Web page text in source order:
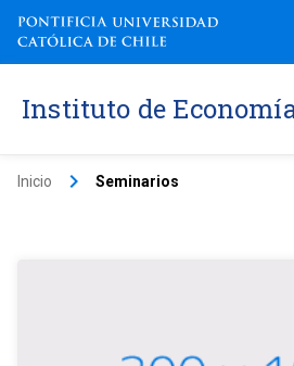
Instituto de
Inicio keyboard_arrow_right Seminarios